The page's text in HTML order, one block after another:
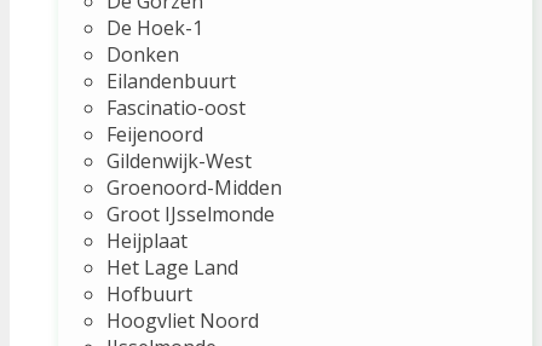
De Hoek-1
Donken
Eilandenbuurt
Fascinatio-oost
Feijenoord
Gildenwijk-West
Groenoord-Midden
Groot IJsselmonde
Heijplaat
Het Lage Land
Hofbuurt
Hoogvliet Noord